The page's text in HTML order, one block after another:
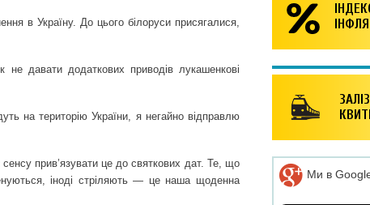
в Україну. До цього білоруси присягалися,
давати додаткових приводів лукашенкові
на територію України, я негайно відправлю
прив’язувати це до святкових дат. Те, що
іноді стріляють — це наша щоденна
Ми в